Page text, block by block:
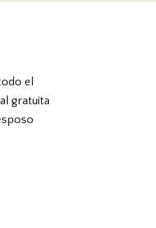
el
gratuita